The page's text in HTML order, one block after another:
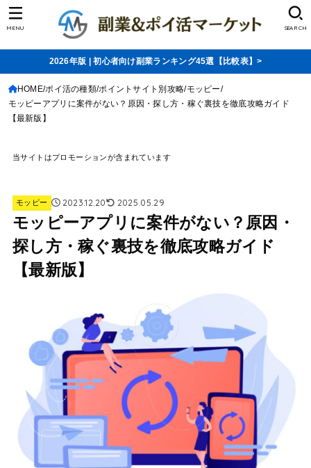
SEARCH
MENU
2026年版 | 初心者向け副業ランキング45選【比較表】>
HOME ポイ活の種類 ポイントサイト別攻略 モッピー
モッピーアプリに案件がない？原因・探し方・稼ぐ裏技を徹底攻略ガイド
【最新版】
当サイトはプロモーションが含まれています
モッピー 2023.12.20 2025.05.29
モッピーアプリに案件がない？原因・
探し方・稼ぐ裏技を徹底攻略ガイド
【最新版】